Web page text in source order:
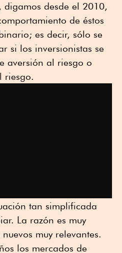
digamos desde el 2010,
de éstos
es decir, sólo se
si los inversionistas se
aversión al riesgo o
riesgo.
tan simplificada
La razón es muy
muy relevantes.
los mercados de